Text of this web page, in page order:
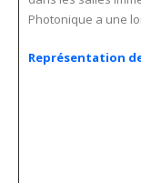
Photonique a une
Représentation